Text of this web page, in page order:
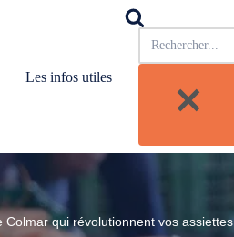
Les infos utiles
qui révolutionnent vos assiettes